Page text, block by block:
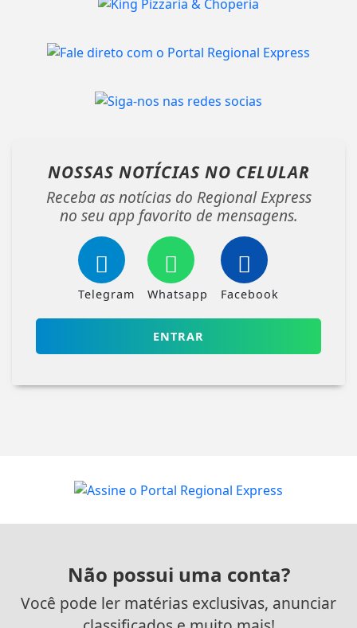
NOSSAS NOTÍCIAS NO CELULAR
Receba as notícias do Regional Express
no seu app favorito de mensagens.
Telegram Whatsapp Facebook
ENTRAR
Não possui uma conta?
Você pode ler matérias exclusivas, anunciar